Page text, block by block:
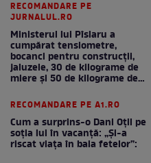
RECOMANDARE PE
JURNALUL.RO
Ministerul lui Pîslaru a
cumpărat tensiometre,
bocanci pentru construcții,
jaluzele, 30 de kilograme de
miere și 50 de kilograme de
RECOMANDARE PE A1.RO
Cum a surprins-o Dani Oțil pe
soția lui în vacanță: „Și-a
riscat viața în baia fetelor”: